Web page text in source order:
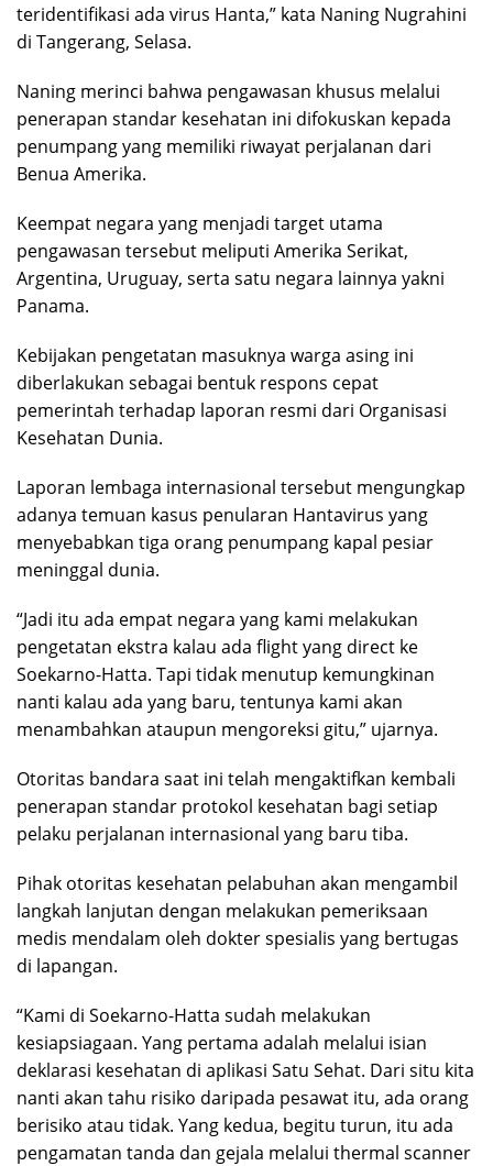
teridentifikasi ada virus Hanta,” kata Naning Nugrahini
di Tangerang, Selasa.
Naning merinci bahwa pengawasan khusus melalui
penerapan standar kesehatan ini difokuskan kepada
penumpang yang memiliki riwayat perjalanan dari
Benua Amerika.
Keempat negara yang menjadi target utama
pengawasan tersebut meliputi Amerika Serikat,
Argentina, Uruguay, serta satu negara lainnya yakni
Panama.
Kebijakan pengetatan masuknya warga asing ini
diberlakukan sebagai bentuk respons cepat
pemerintah terhadap laporan resmi dari Organisasi
Kesehatan Dunia.
Laporan lembaga internasional tersebut mengungkap
adanya temuan kasus penularan Hantavirus yang
menyebabkan tiga orang penumpang kapal pesiar
meninggal dunia.
“Jadi itu ada empat negara yang kami melakukan
pengetatan ekstra kalau ada flight yang direct ke
Soekarno-Hatta. Tapi tidak menutup kemungkinan
nanti kalau ada yang baru, tentunya kami akan
menambahkan ataupun mengoreksi gitu,” ujarnya.
Otoritas bandara saat ini telah mengaktifkan kembali
penerapan standar protokol kesehatan bagi setiap
pelaku perjalanan internasional yang baru tiba.
Pihak otoritas kesehatan pelabuhan akan mengambil
langkah lanjutan dengan melakukan pemeriksaan
medis mendalam oleh dokter spesialis yang bertugas
di lapangan.
“Kami di Soekarno-Hatta sudah melakukan
kesiapsiagaan. Yang pertama adalah melalui isian
deklarasi kesehatan di aplikasi Satu Sehat. Dari situ kita
nanti akan tahu risiko daripada pesawat itu, ada orang
berisiko atau tidak. Yang kedua, begitu turun, itu ada
pengamatan tanda dan gejala melalui thermal scanner